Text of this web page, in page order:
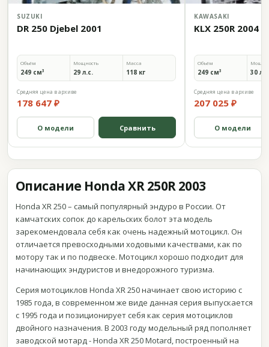
SUZUKI
DR 250 Djebel 2001
Объём
249 см³
Мощность
29 л.с.
Масса
118 кг
Средняя цена в архиве
178 647 ₽
О модели Сравнить
KAWASAKI
KLX 250R 2004
Объём
249 см³ 30
Средняя цена в архиве
207 025 ₽
О модели
Описание Honda XR 250R 2003
Honda XR 250 – самый популярный эндуро в России. От
камчатских сопок до карельских болот эта модель
зарекомендовала себя как очень надежный мотоцикл. Он
отличается превосходными ходовыми качествами, как по
мотору так и по подвеске. Мотоцикл хорошо подходит для
начинающих эндуристов и внедорожного туризма.
Серия мотоциклов Honda XR 250 начинает свою историю с
1985 года, в современном же виде данная серия выпускается
с 1995 года и позиционирует себя как серия мотоциклов
двойного назначения. В 2003 году модельный ряд пополняет
заводской мотард - Honda XR 250 Motard, построенный на